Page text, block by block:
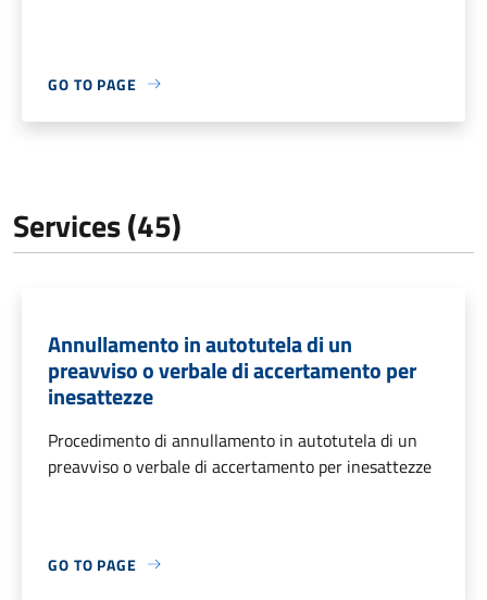
GO TO PAGE
Services (45)
Annullamento in autotutela di un
preavviso o verbale di accertamento per
inesattezze
Procedimento di annullamento in autotutela di un
preavviso o verbale di accertamento per inesattezze
GO TO PAGE